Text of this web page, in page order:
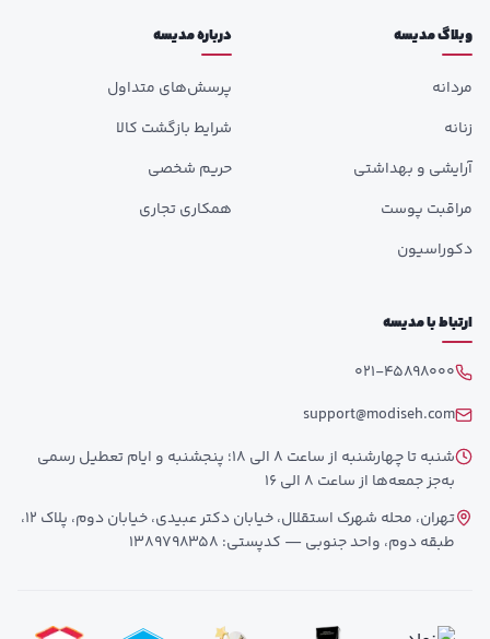
وبلاگ مدیسه
مردانه
زنانه
آرایشی و بهداشتی
مراقبت پوست
دکوراسیون
درباره مدیسه
پرسش‌های متداول
شرایط بازگشت کالا
حریم شخصی
همکاری تجاری
ارتباط با مدیسه
021-45898000
support@modiseh.com
شنبه تا چهارشنبه از ساعت 8 الی 18؛ پنجشنبه و ایام تعطیل رسمی
به‌جز جمعه‌ها از ساعت 8 الی 16
تهران، محله شهرک استقلال، خیابان دکتر عبیدی، خیابان دوم، پلاک 12،
طبقه دوم، واحد جنوبی — کدپستی: 1389798358